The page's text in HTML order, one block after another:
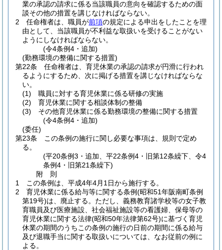
業の承認の請求に係る当該職員の意向を確認するための面
談その他の措置を講じなければならない。
2
任命権者は、職員が前項の規定による申出をしたことを理
由として、当該職員が不利益な取扱いを受けることがない
ようにしなければならない。
(令4条例4・追加)
(勤務環境の整備に関する措置)
第22条
任命権者は、育児休業の承認の請求が円滑に行われ
るようにするため、次に掲げる措置を講じなければならな
い。
(1)
職員に対する育児休業に係る研修の実施
(2)
育児休業に関する相談体制の整備
(3)
その他育児休業に係る勤務環境の整備に関する措置
(令4条例4・追加)
(委任)
第23条
この条例の施行に関し必要な事項は、規則で定め
る。
(平20条例3・追加、平22条例4・旧第12条繰下、令4
条例4・旧第21条繰下)
附 則
1
この条例は、平成4年4月1日から施行する。
2
育児休業に係る給与等に関する条例(昭和51年阪南町条例
第19号)は、廃止する。 ただし、義務教育諸学校等の女子教
育職員及び医療施設、社会福祉施設等の看護婦、保母等の
育児休業に関する法律(昭和50年法律第62号)に基づく育児
休業の期間のうちこの条例の施行の日前の期間に係る給与
及び退職手当に関する取扱いについては、なお従前の例に
よる。